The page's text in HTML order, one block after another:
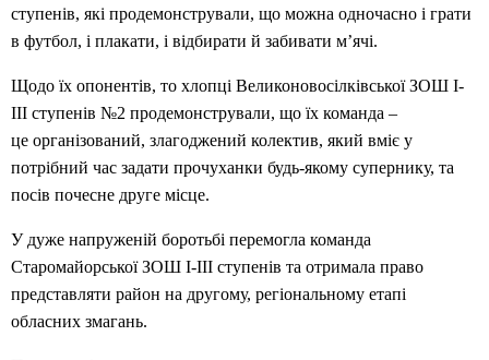
ступенів, які продемонстрували, що можна одночасно і грати
в футбол, і плакати, і відбирати й забивати м’ячі.
Щодо їх опонентів, то хлопці Великоновосілківської ЗОШ І-
ІІІ ступенів №2 продемонстрували, що їх команда –
це організований, злагоджений колектив, який вміє у
потрібний час задати прочуханки будь-якому супернику, та
посів почесне друге місце.
У дуже напруженій боротьбі перемогла команда
Старомайорської ЗОШ І-ІІІ ступенів та отримала право
представляти район на другому, регіональному етапі
обласних змагань.